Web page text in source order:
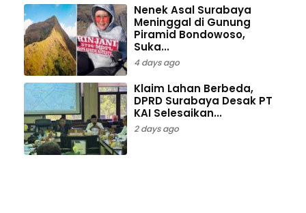
Nenek Asal Surabaya
Meninggal di Gunung
Piramid Bondowoso,
Suka...
4 days ago
Klaim Lahan Berbeda,
DPRD Surabaya Desak PT
KAI Selesaikan...
2 days ago